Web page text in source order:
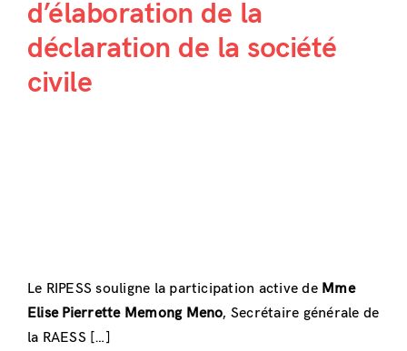
d’élaboration de la
déclaration de la société
civile
Le RIPESS souligne la participation active de Mme
Elise Pierrette Memong Meno, Secrétaire générale de
la RAESS […]